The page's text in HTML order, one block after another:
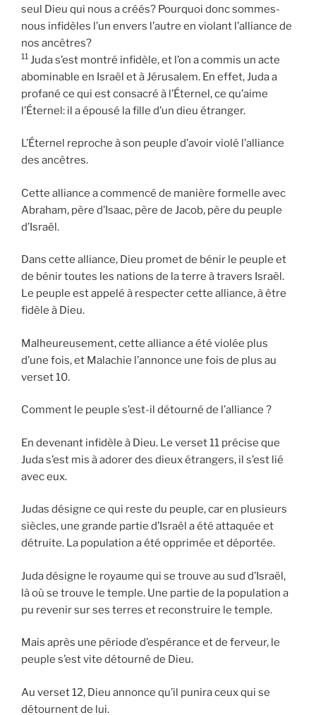
seul Dieu qui nous a créés? Pourquoi donc sommes-
nous infidèles l’un envers l’autre en violant l’alliance de
nos ancêtres?
11 Juda s’est montré infidèle, et l’on a commis un acte
abominable en Israël et à Jérusalem. En effet, Juda a
profané ce qui est consacré à l’Éternel, ce qu’aime
l’Éternel: il a épousé la fille d’un dieu étranger.
L’Éternel reproche à son peuple d’avoir violé l’alliance
des ancêtres.
Cette alliance a commencé de manière formelle avec
Abraham, père d’Isaac, père de Jacob, père du peuple
d’Israël.
Dans cette alliance, Dieu promet de bénir le peuple et
de bénir toutes les nations de la terre à travers Israël.
Le peuple est appelé à respecter cette alliance, à être
fidèle à Dieu.
Malheureusement, cette alliance a été violée plus
d’une fois, et Malachie l’annonce une fois de plus au
verset 10.
Comment le peuple s’est-il détourné de l’alliance ?
En devenant infidèle à Dieu. Le verset 11 précise que
Juda s’est mis à adorer des dieux étrangers, il s’est lié
avec eux.
Judas désigne ce qui reste du peuple, car en plusieurs
siècles, une grande partie d’Israël a été attaquée et
détruite. La population a été opprimée et déportée.
Juda désigne le royaume qui se trouve au sud d’Israël,
là où se trouve le temple. Une partie de la population a
pu revenir sur ses terres et reconstruire le temple.
Mais après une période d’espérance et de ferveur, le
peuple s’est vite détourné de Dieu.
Au verset 12, Dieu annonce qu’il punira ceux qui se
détournent de lui.